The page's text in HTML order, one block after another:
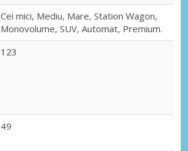
Cei mici, Mediu, Mare, Station Wagon,
Monovolume, SUV, Automat, Premium.
123
49